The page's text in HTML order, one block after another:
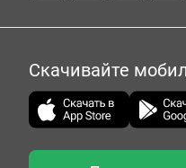
Скачивайте